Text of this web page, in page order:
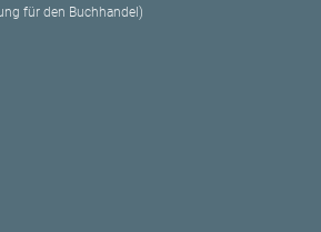
für den Buchhandel)